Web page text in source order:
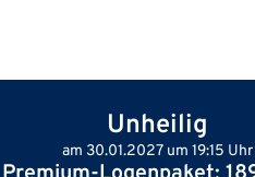
Unheilig
am 30.01.2027 um 19:15 Uhr